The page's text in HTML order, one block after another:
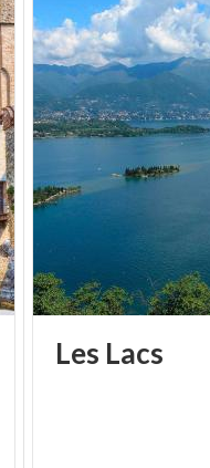
en raison de leurs
péninsule d'Olgiasca
splendideVilla
est couronnée de
Les Lacs